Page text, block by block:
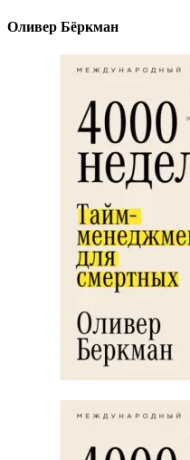
Оливер Бёркман